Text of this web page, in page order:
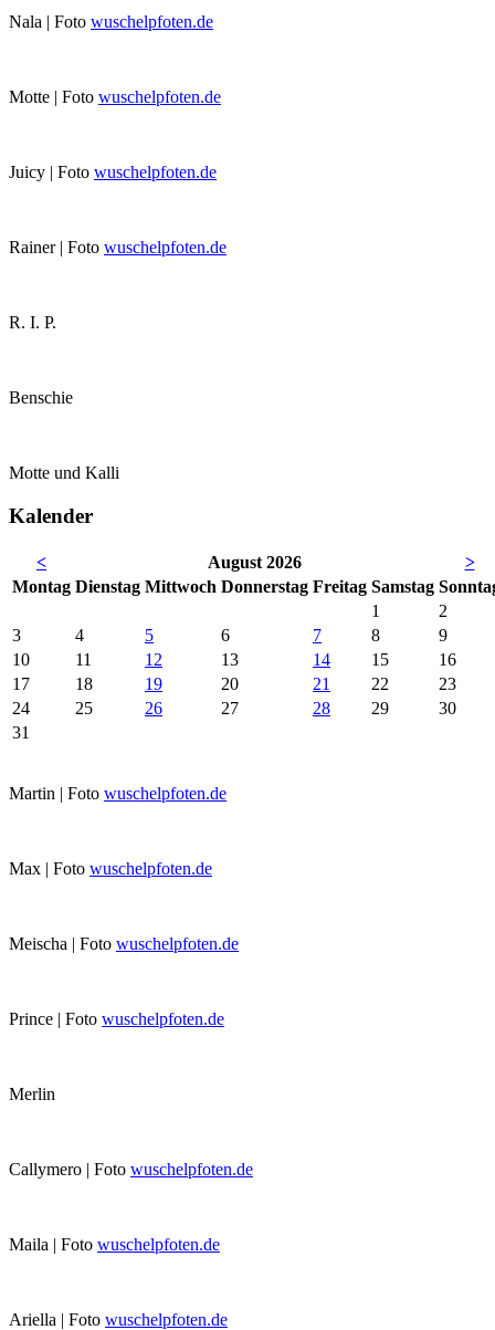
Nala | Foto wuschelpfoten.de
Motte | Foto wuschelpfoten.de
Juicy | Foto wuschelpfoten.de
Rainer | Foto wuschelpfoten.de
R. I. P.
Benschie
Motte und Kalli
Kalender
< August 2026
>
Montag Dienstag Mittwoch Donnerstag Freitag Samstag So
1
2
3
4 5 6 7 8
9
10
11 12 13 14 15
16
17
18 19 20 21 22
23
24
25 26 27 28 29
30
31
Martin | Foto wuschelpfoten.de
Max | Foto wuschelpfoten.de
Meischa | Foto wuschelpfoten.de
Prince | Foto wuschelpfoten.de
Merlin
Callymero | Foto wuschelpfoten.de
Maila | Foto wuschelpfoten.de
Ariella | Foto wuschelpfoten.de